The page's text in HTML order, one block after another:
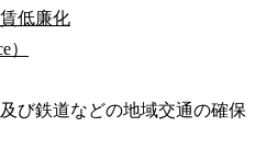
低廉化
）
び鉄道などの地域交通の確保